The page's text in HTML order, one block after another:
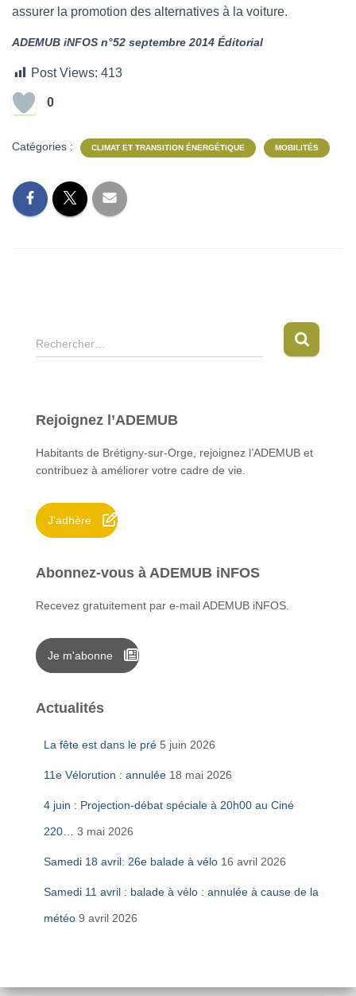
assurer la promotion des alternatives à la voiture.
ADEMUB iNFOS n°52 septembre 2014 Éditorial
Post Views: 413
0
Catégories : CLIMAT ET TRANSITION ÉNERGÉTIQUE MOBILITÉS
R
e
r
h
e
:
Rechercher…
Rejoignez l’ADEMUB
Habitants de Brétigny-sur-Orge, rejoignez l’ADEMUB et
contribuez à améliorer votre cadre de vie.
J'adhère
Abonnez-vous à ADEMUB iNFOS
Recevez gratuitement par e-mail ADEMUB iNFOS.
Je m'abonne
Actualités
La fête est dans le pré 5 juin 2026
11e Vélorution : annulée 18 mai 2026
4 juin : Projection-débat spéciale à 20h00 au Ciné
220… 3 mai 2026
Samedi 18 avril: 26e balade à vélo 16 avril 2026
Samedi 11 avril : balade à vélo : annulée à cause de la
météo 9 avril 2026